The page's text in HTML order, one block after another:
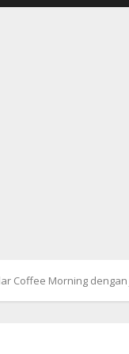
Coffee Morning dengan